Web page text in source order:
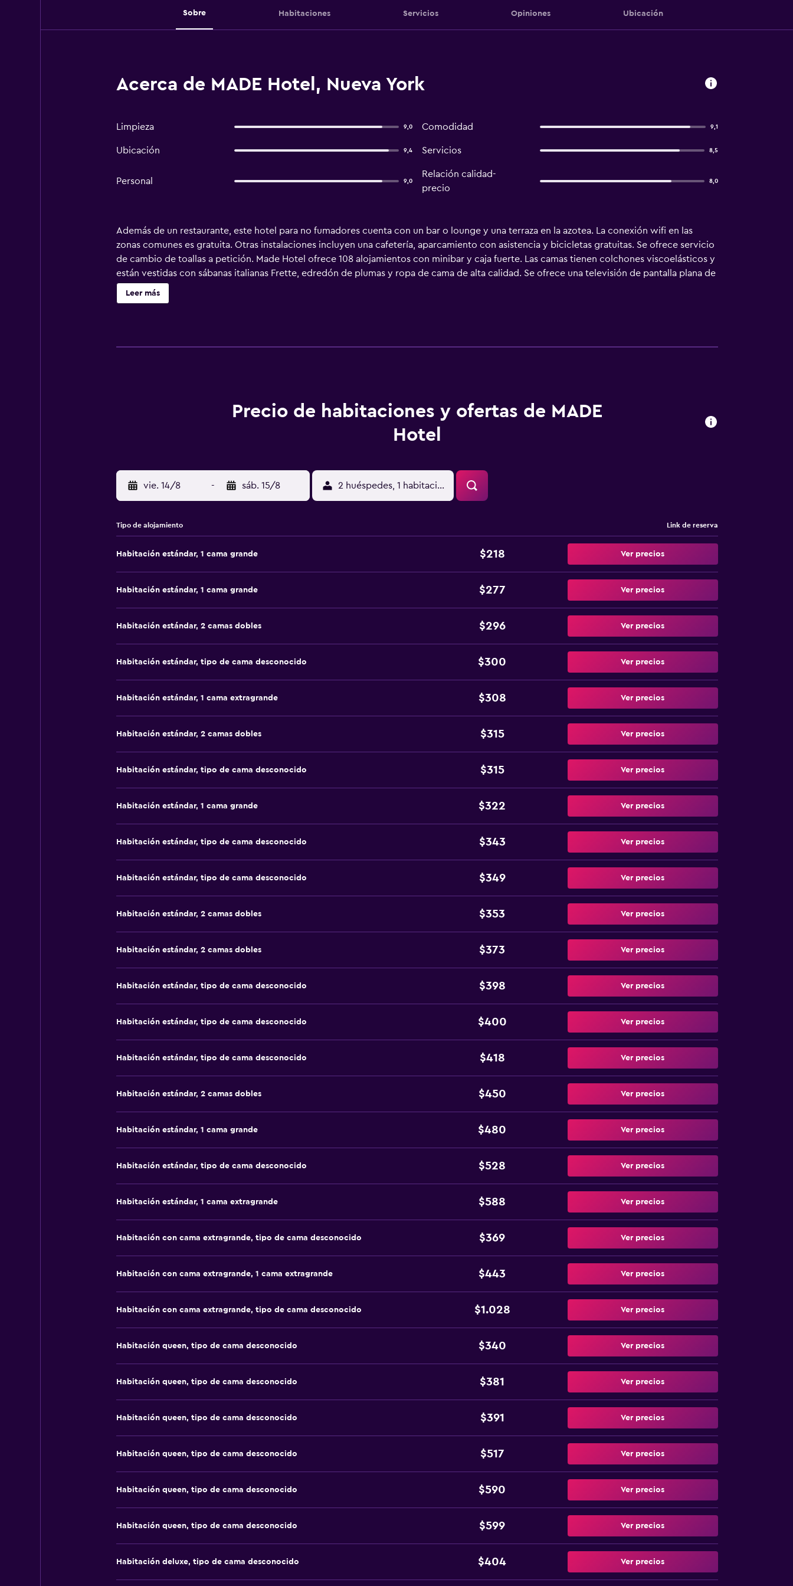
Sobre Habitaciones Servicios Opiniones Ubicación
Acerca de MADE Hotel, Nueva York
Limpieza 9,0 Comodidad 9,1
Ubicación 9,4 Servicios 8,5
Personal 9,0
Relación calidad-
precio
8,0
Además de un restaurante, este hotel para no fumadores cuenta con un bar o lounge y una terraza en la azotea. La conexión wifi en las
zonas comunes es gratuita. Otras instalaciones incluyen una cafetería, aparcamiento con asistencia y bicicletas gratuitas. Se ofrece servicio
de cambio de toallas a petición. Made Hotel ofrece 108 alojamientos con minibar y caja fuerte. Las camas tienen colchones viscoelásticos y
están vestidas con sábanas italianas Frette, edredón de plumas y ropa de cama de alta calidad. Se ofrece una televisión de pantalla plana de
40 pulgadas con canales por cable. Los baños están equipados con ducha, albornoces, zapatillas y secador de pelo. Este hotel en Nueva
York ofrece acceso a Internet wifi gratis. Los servicios para las personas de negocios incluyen escritorio y teléfono; se ofrecen llamadas
Leer más
Precio de habitaciones y ofertas de MADE
Hotel
vie. 14/8 - sáb. 15/8 2 huéspedes, 1 habitación
Tipo de alojamiento Link de reserva
Habitación estándar, 1 cama grande $218 Ver precios
Habitación estándar, 1 cama grande $277 Ver precios
Habitación estándar, 2 camas dobles $296 Ver precios
Habitación estándar, tipo de cama desconocido $300 Ver precios
Habitación estándar, 1 cama extragrande $308 Ver precios
Habitación estándar, 2 camas dobles $315 Ver precios
Habitación estándar, tipo de cama desconocido $315 Ver precios
Habitación estándar, 1 cama grande $322 Ver precios
Habitación estándar, tipo de cama desconocido $343 Ver precios
Habitación estándar, tipo de cama desconocido $349 Ver precios
Habitación estándar, 2 camas dobles $353 Ver precios
Habitación estándar, 2 camas dobles $373 Ver precios
Habitación estándar, tipo de cama desconocido $398 Ver precios
Habitación estándar, tipo de cama desconocido $400 Ver precios
Habitación estándar, tipo de cama desconocido $418 Ver precios
Habitación estándar, 2 camas dobles $450 Ver precios
Habitación estándar, 1 cama grande $480 Ver precios
Habitación estándar, tipo de cama desconocido $528 Ver precios
Habitación estándar, 1 cama extragrande $588 Ver precios
Habitación con cama extragrande, tipo de cama desconocido $369 Ver precios
Habitación con cama extragrande, 1 cama extragrande $443 Ver precios
Habitación con cama extragrande, tipo de cama desconocido $1.028 Ver precios
Habitación queen, tipo de cama desconocido $340 Ver precios
Habitación queen, tipo de cama desconocido $381 Ver precios
Habitación queen, tipo de cama desconocido $391 Ver precios
Habitación queen, tipo de cama desconocido $517 Ver precios
Habitación queen, tipo de cama desconocido $590 Ver precios
Habitación queen, tipo de cama desconocido $599 Ver precios
Habitación deluxe, tipo de cama desconocido $404 Ver precios